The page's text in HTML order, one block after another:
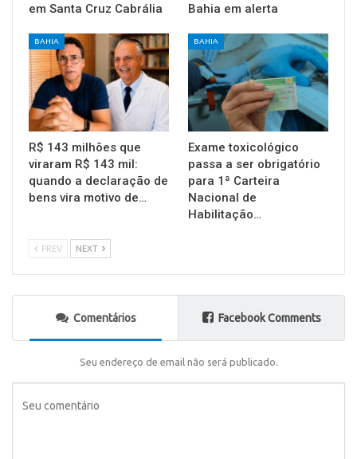
em Santa Cruz Cabrália
Bahia em alerta
BAHIA
R$ 143 milhões que
viraram R$ 143 mil:
quando a declaração de
bens vira motivo de…
BAHIA
Exame toxicológico
passa a ser obrigatório
para 1ª Carteira
Nacional de
Habilitação…
PREV NEXT
Comentários Facebook Comments
Seu endereço de email não será publicado.